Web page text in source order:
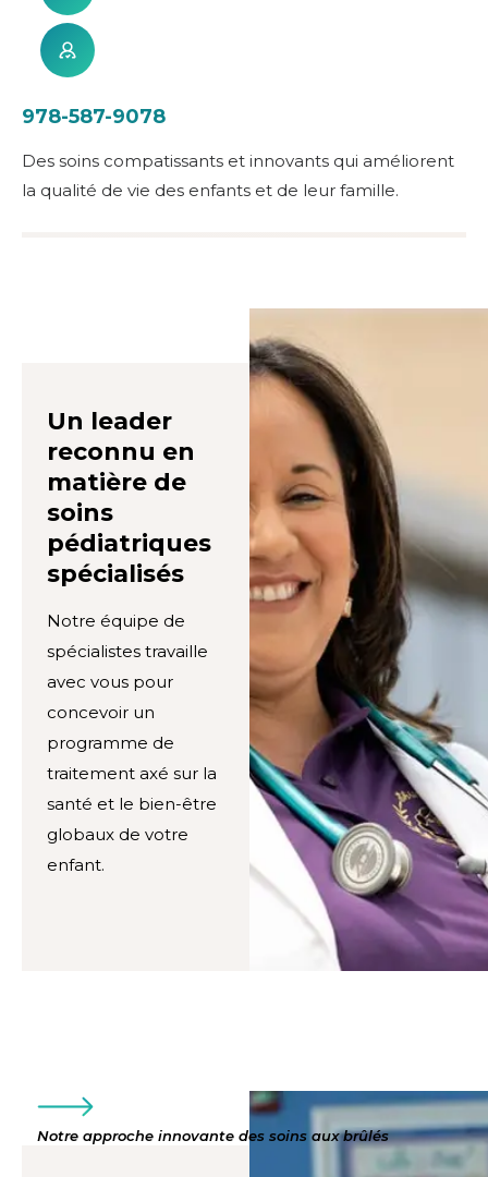
978-587-9078
Des soins compatissants et innovants qui améliorent
la qualité de vie des enfants et de leur famille.
Un leader
reconnu en
matière de
soins
pédiatriques
spécialisés
Notre équipe de
spécialistes travaille
avec vous pour
concevoir un
programme de
traitement axé sur la
santé et le bien-être
globaux de votre
enfant.
Notre approche innovante des soins aux brûlés